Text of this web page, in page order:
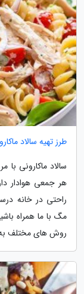
طرز تهیه سالاد
سالاد ماکارونی
هر جمعی هوادار
راحتی در خانه
مگ با ما همراه
روش های مختلف